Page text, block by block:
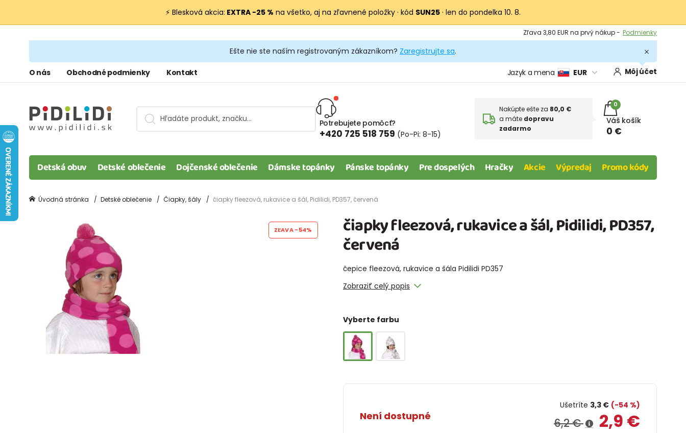
⚡ Blesková akcia: EXTRA −25 % na všetko, aj na zľavnené položky · kód SUN25 · len do pondelka 10. 8.
Výmena a vrátenie tovaru - Zobraziť
Podmienky
Ešte nie ste naším registrovaným zákazníkom? Zaregistrujte sa.
O nás Obchodné podmienky Kontakt Jazyk a mena EUR Môj účet
Potrebujete pomôcť?
+420 725 518 759 (Po-Pi: 8-15)
Nakúpte ešte za 80,0 €
a máte dopravu
zadarmo
0
Váš košík
0 €
Detská obuv Detské oblečenie Dojčenské oblečenie Dámske topánky Pánske topánky Pre dospelých Hračky Akcie Výpredaj Promo kódy
Úvodná stránka Detské oblečenie Čiapky, šály čiapky fleezová, rukavice a šál, Pidilidi, PD357, červená
čiapky fleezová, rukavice a šál, Pidilidi, PD357,
červená
čepice fleezová, rukavice a šála Pidilidi PD357
Zobraziť celý popis
Vyberte farbu
Není dostupné
Ušetríte 3,3 € (-54 %)
6,2 € 2,9 €
ZĽAVA-54%